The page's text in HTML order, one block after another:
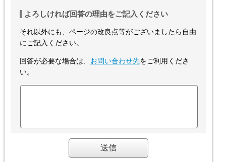
よろしければ回答の理由をご記入ください
それ以外にも、ページの改良点等がございましたら自由
にご記入ください。
回答が必要な場合は、 お問い合わせ先をご利用くださ
い。